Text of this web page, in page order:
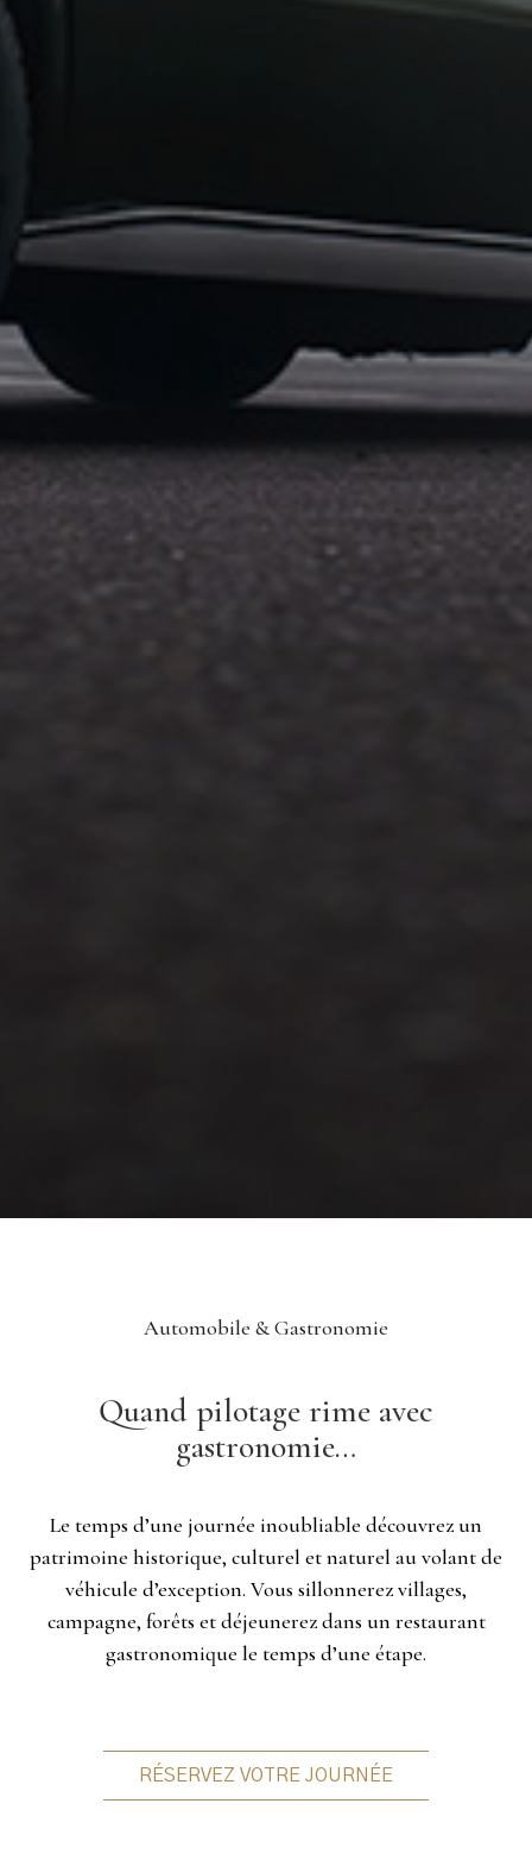
Automobile & Gastronomie
Quand pilotage rime avec
gastronomie…
Le temps d’une journée inoubliable découvrez un
patrimoine historique, culturel et naturel au volant de
véhicule d’exception. Vous sillonnerez villages,
campagne, forêts et déjeunerez dans un restaurant
gastronomique le temps d’une étape.
RÉSERVEZ VOTRE JOURNÉE